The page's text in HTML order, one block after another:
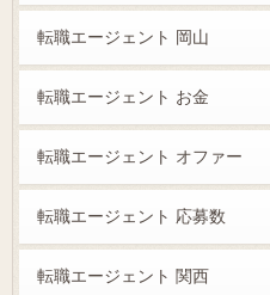
転職エージェント 岡山
転職エージェント お金
転職エージェント オファー
転職エージェント 応募数
転職エージェント 関西